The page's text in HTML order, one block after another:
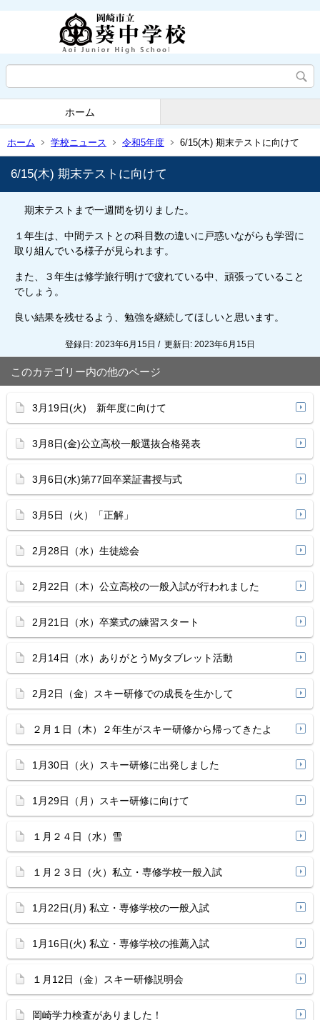
ホーム
ホーム 学校ニュース 令和5年度 6/15(木) 期末テストに向けて
6/15(木) 期末テストに向けて
期末テストまで一週間を切りました。
１年生は、中間テストとの科目数の違いに戸惑いながらも学習に
取り組んでいる様子が見られます。
また、３年生は修学旅行明けで疲れている中、頑張っていること
でしょう。
良い結果を残せるよう、勉強を継続してほしいと思います。
登録日: 2023年6月15日 / 更新日: 2023年6月15日
このカテゴリー内の他のページ
3月19日(火) 新年度に向けて
3月8日(金)公立高校一般選抜合格発表
3月6日(水)第77回卒業証書授与式
3月5日（火）「正解」
2月28日（水）生徒総会
2月22日（木）公立高校の一般入試が行われました
2月21日（水）卒業式の練習スタート
2月14日（水）ありがとうMyタブレット活動
2月2日（金）スキー研修での成長を生かして
２月１日（木）２年生がスキー研修から帰ってきたよ
1月30日（火）スキー研修に出発しました
1月29日（月）スキー研修に向けて
１月２４日（水）雪
１月２３日（火）私立・専修学校一般入試
1月22日(月) 私立・専修学校の一般入試
1月16日(火) 私立・専修学校の推薦入試
１月12日（金）スキー研修説明会
岡崎学力検査がありました！